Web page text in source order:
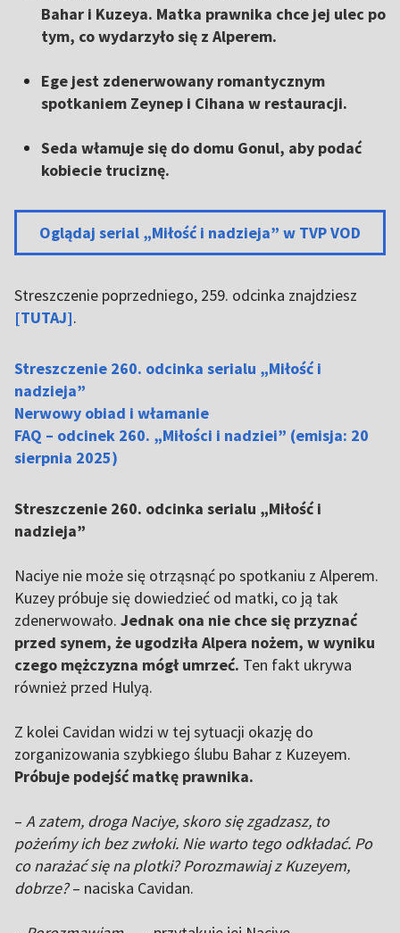
Bahar i Kuzeya. Matka prawnika chce jej ulec po
tym, co wydarzyło się z Alperem.
Ege jest zdenerwowany romantycznym
spotkaniem Zeynep i Cihana w restauracji.
Seda włamuje się do domu Gonul, aby podać
kobiecie truciznę.
Oglądaj serial „Miłość i nadzieja” w TVP VOD
Streszczenie poprzedniego, 259. odcinka znajdziesz
[TUTAJ].
Streszczenie 260. odcinka serialu „Miłość i
nadzieja”
Nerwowy obiad i włamanie
FAQ – odcinek 260. „Miłości i nadziei” (emisja: 20
sierpnia 2025)
Streszczenie 260. odcinka serialu „Miłość i
nadzieja”
Naciye nie może się otrząsnąć po spotkaniu z Alperem.
Kuzey próbuje się dowiedzieć od matki, co ją tak
zdenerwowało. Jednak ona nie chce się przyznać
przed synem, że ugodziła Alpera nożem, w wyniku
czego mężczyzna mógł umrzeć. Ten fakt ukrywa
również przed Hulyą.
Z kolei Cavidan widzi w tej sytuacji okazję do
zorganizowania szybkiego ślubu Bahar z Kuzeyem.
Próbuje podejść matkę prawnika.
– A zatem, droga Naciye, skoro się zgadzasz, to
pożeńmy ich bez zwłoki. Nie warto tego odkładać. Po
co narażać się na plotki? Porozmawiaj z Kuzeyem,
dobrze?– naciska Cavidan.